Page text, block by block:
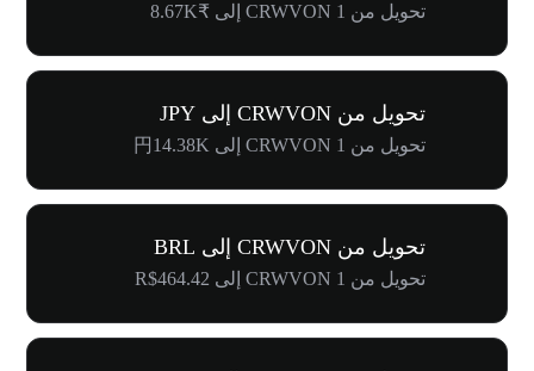
تحويل من 1 CRWVON إلى ₹8.67K
تحويل من CRWVON إلى JPY
تحويل من 1 CRWVON إلى 円14.38K
تحويل من CRWVON إلى BRL
تحويل من 1 CRWVON إلى R$464.42